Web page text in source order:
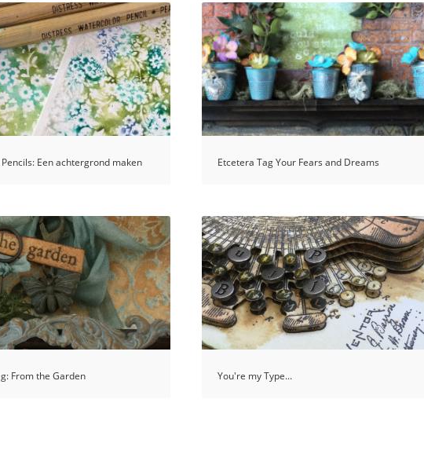
Een achtergrond maken Etcetera Tag Your Fears and Dreams
From the Garden You're my Type...